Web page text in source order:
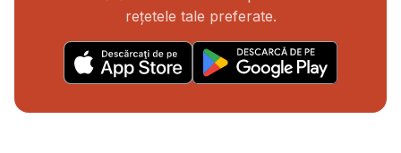
rețetele tale preferate.